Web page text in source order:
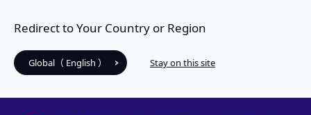
Redirect to Your Country or Region
Global（ English ） Stay on this site